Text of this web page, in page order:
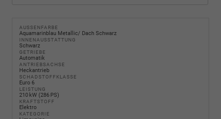
AUSSENFARBE
Aquamarinblau Metallic/ Dach Schwarz
INNENAUSSTATTUNG
Schwarz
GETRIEBE
Automatik
ANTRIEBSACHSE
Heckantrieb
SCHADSTOFFKLASSE
Euro 6
LEISTUNG
210 kW (286 PS)
KRAFTSTOFF
Elektro
KATEGORIE